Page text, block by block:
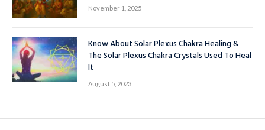
November 1, 2025
Know About Solar Plexus Chakra Healing &
The Solar Plexus Chakra Crystals Used To Heal
It
August 5, 2023